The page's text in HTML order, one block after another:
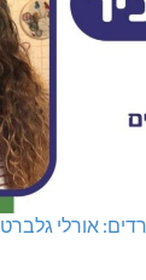
אורלי גלברט